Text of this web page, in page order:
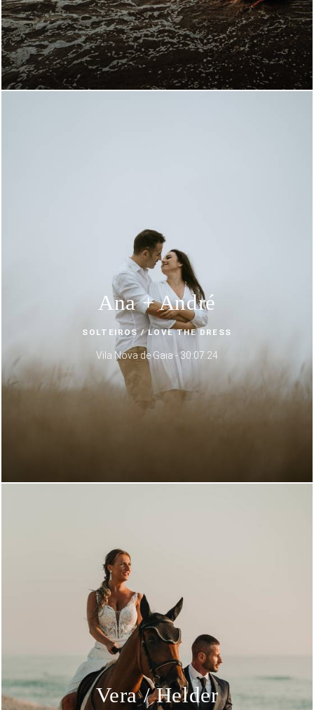
Ana + André
SOLTEIROS / LOVE THE DRESS
Vila Nova de Gaia - 30.07.24
Vera / Helder